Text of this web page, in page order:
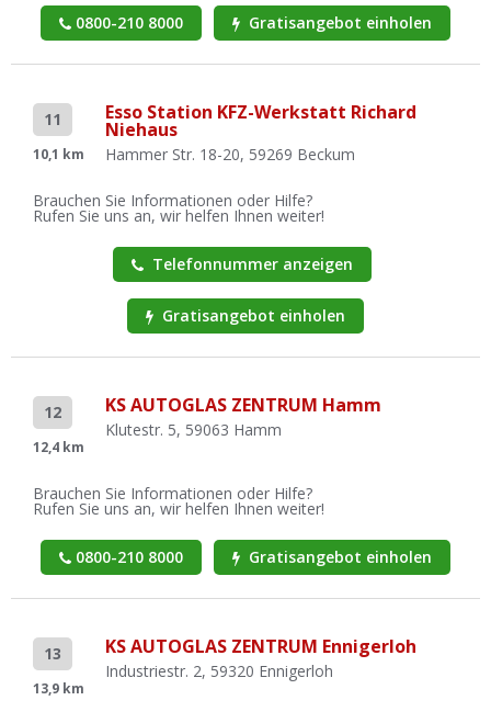
0800-210 8000 Gratisangebot einholen
11
10,1 km
Esso Station KFZ-Werkstatt Richard
Niehaus
Hammer Str. 18-20, 59269 Beckum
Brauchen Sie Informationen oder Hilfe?
Rufen Sie uns an, wir helfen Ihnen weiter!
Telefonnummer anzeigen
Gratisangebot einholen
12
12,4 km
KS AUTOGLAS ZENTRUM Hamm
Klutestr. 5, 59063 Hamm
Brauchen Sie Informationen oder Hilfe?
Rufen Sie uns an, wir helfen Ihnen weiter!
0800-210 8000 Gratisangebot einholen
13
13,9 km
KS AUTOGLAS ZENTRUM Ennigerloh
Industriestr. 2, 59320 Ennigerloh